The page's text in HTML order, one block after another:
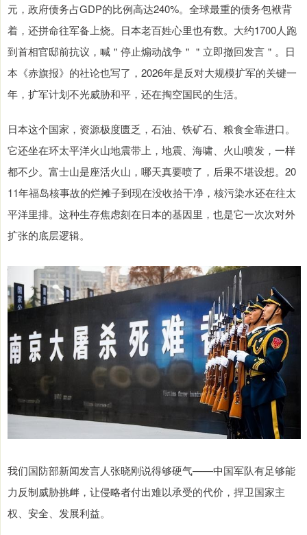
元，政府债务占GDP的比例高达240%。全球最重的债务包袱背
着，还拼命往军备上烧。日本老百姓心里也有数。大约1700人跑
到首相官邸前抗议，喊＂停止煽动战争＂＂立即撤回发言＂。日
本《赤旗报》的社论也写了，2026年是反对大规模扩军的关键一
年，扩军计划不光威胁和平，还在掏空国民的生活。
日本这个国家，资源极度匮乏，石油、铁矿石、粮食全靠进口。
它还坐在环太平洋火山地震带上，地震、海啸、火山喷发，一样
都不少。富士山是座活火山，哪天真要喷了，后果不堪设想。20
11年福岛核事故的烂摊子到现在没收拾干净，核污染水还在往太
平洋里排。这种生存焦虑刻在日本的基因里，也是它一次次对外
扩张的底层逻辑。
我们国防部新闻发言人张晓刚说得够硬气——中国军队有足够能
力反制威胁挑衅，让侵略者付出难以承受的代价，捍卫国家主
权、安全、发展利益。